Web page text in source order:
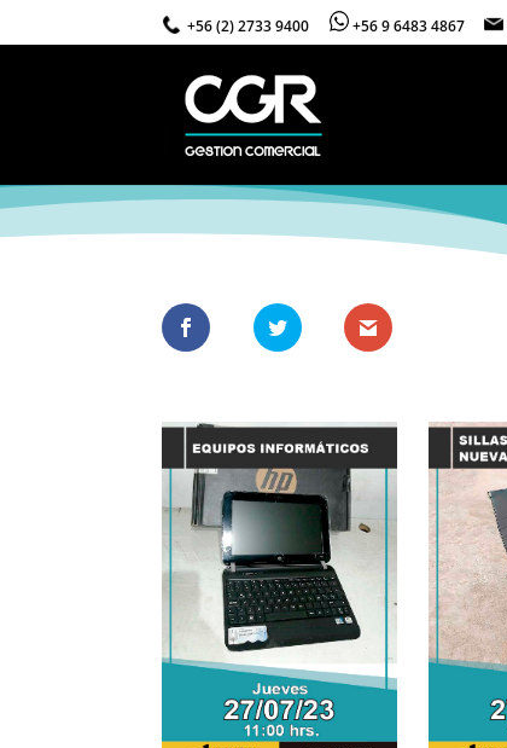
+56 (2) 2733 9400 +56 9 6483 4867